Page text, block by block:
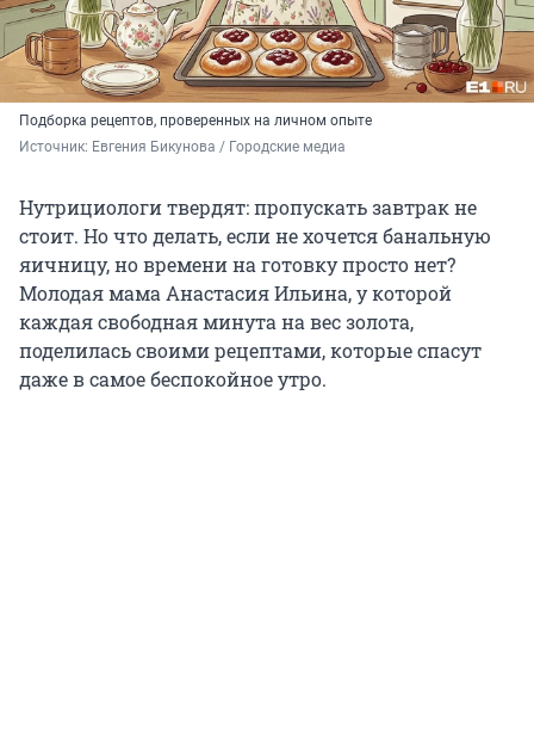
Подборка рецептов, проверенных на личном опыте
Источник: Евгения Бикунова / Городские медиа
Нутрициологи твердят: пропускать завтрак не
стоит. Но что делать, если не хочется банальную
яичницу, но времени на готовку просто нет?
Молодая мама Анастасия Ильина, у которой
каждая свободная минута на вес золота,
поделилась своими рецептами, которые спасут
даже в самое беспокойное утро.